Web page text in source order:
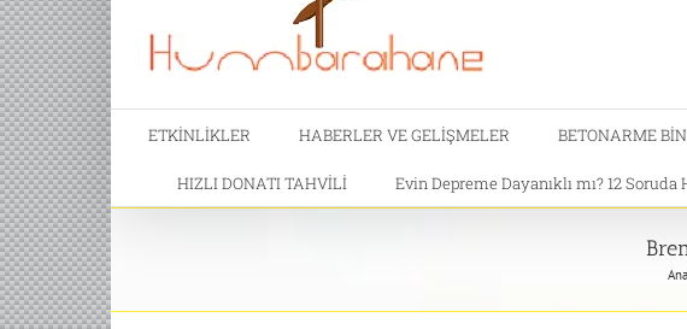
ETKİNLİKLER HABERLER VE GELİŞMELER BETONARME
HIZLI DONATI TAHVİLİ Evin Depreme Dayanıklı mı? 12 Soruda